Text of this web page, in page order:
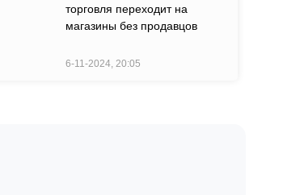
торговля переходит на
магазины без продавцов
6-11-2024, 20:05